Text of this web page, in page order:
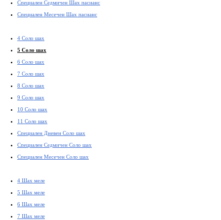
Специален Седмичен Шах пасианс
Специален Месечен Шах пасианс
4 Соло шах
5 Соло шах
6 Соло шах
7 Соло шах
8 Соло шах
9 Соло шах
10 Соло шах
11 Соло шах
Специален Дневен Соло шах
Специален Седмичен Соло шах
Специален Месечен Соло шах
4 Шах меле
5 Шах меле
6 Шах меле
7 Шах меле